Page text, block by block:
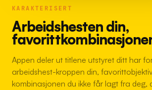
KARAKTERISERT
Arbeidshesten din,
Appen deler ut titlene utstyret ditt har
arbeidshest-kroppen din,
kombinasjonen du ikke får lagt fra deg,